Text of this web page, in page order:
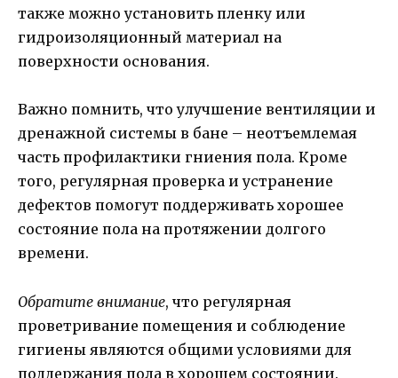
также можно установить пленку или
гидроизоляционный материал на
поверхности основания.
Важно помнить, что улучшение вентиляции и
дренажной системы в бане – неотъемлемая
часть профилактики гниения пола. Кроме
того, регулярная проверка и устранение
дефектов помогут поддерживать хорошее
состояние пола на протяжении долгого
времени.
Обратите внимание, что регулярная
проветривание помещения и соблюдение
гигиены являются общими условиями для
поддержания пола в хорошем состоянии.